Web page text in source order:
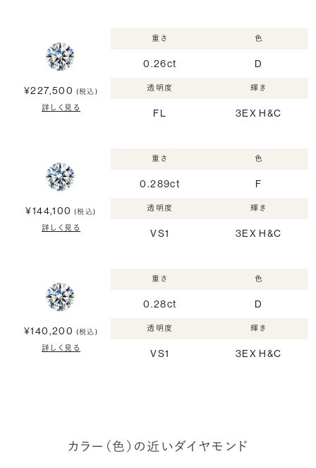
¥227,500 (税込)
詳しく見る
重さ
0.26ct
色
D
透明度
FL
輝き
3EX H&C
¥144,100 (税込)
詳しく見る
重さ
0.289ct
色
F
透明度
VS1
輝き
3EX H&C
¥140,200 (税込)
詳しく見る
重さ
0.28ct
色
D
透明度
VS1
輝き
3EX H&C
カラー（色）の近いダイヤモンド